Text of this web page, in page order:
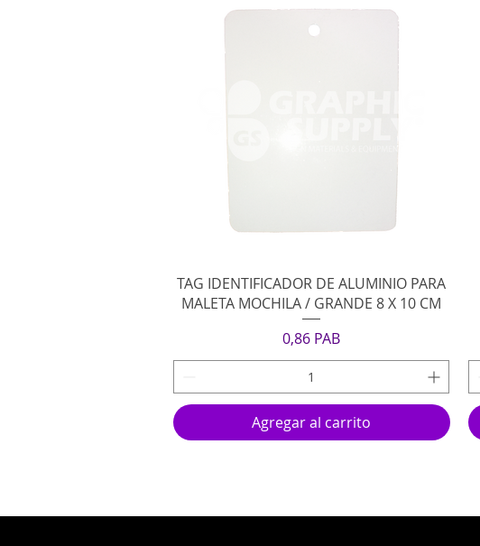
Vista rápida
TAG IDENTIFICADOR DE ALUMINIO PARA
MALETA MOCHILA / GRANDE 8 X 10 CM
Precio
0,86 PAB
Agregar al carrito